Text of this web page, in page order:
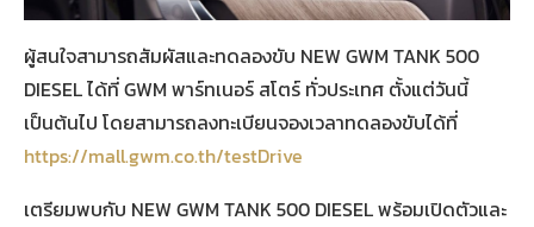
ผู้สนใจสามารถสัมผัสและทดลองขับ NEW GWM TANK 500
DIESEL ได้ที่ GWM พาร์ทเนอร์ สโตร์ ทั่วประเทศ ตั้งแต่วันนี้
เป็นต้นไป โดยสามารถลงทะเบียนจองเวลาทดลองขับได้ที่
https://mall.gwm.co.th/testDrive
เตรียมพบกับ NEW GWM TANK 500 DIESEL พร้อมเปิดตัวและ